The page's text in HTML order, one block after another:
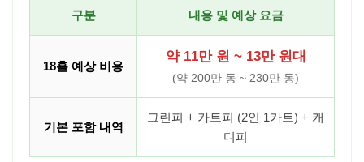
구분 내용 및 예상 요금
18홀 예상 비용
약 11만 원 ~ 13만 원대
(약 200만 동 ~ 230만 동)
기본 포함 내역
그린피 + 카트피 (2인 1카트) + 캐
디피